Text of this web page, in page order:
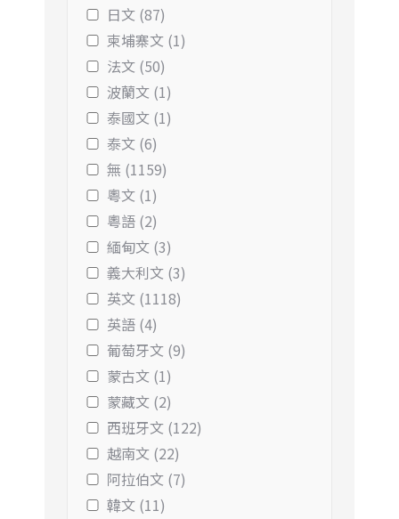
日文 (87)
柬埔寨文 (1)
法文 (50)
波蘭文 (1)
泰國文 (1)
泰文 (6)
無 (1159)
粵文 (1)
粵語 (2)
緬甸文 (3)
義大利文 (3)
英文 (1118)
英語 (4)
葡萄牙文 (9)
蒙古文 (1)
蒙藏文 (2)
西班牙文 (122)
越南文 (22)
阿拉伯文 (7)
韓文 (11)